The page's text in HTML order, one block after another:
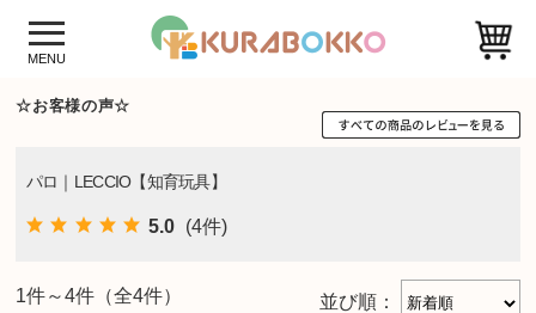
☆お客様の声☆
パロ｜LECCIO【知育玩具】
5.0 (4件)
1件～4件（全4件） 並び順：